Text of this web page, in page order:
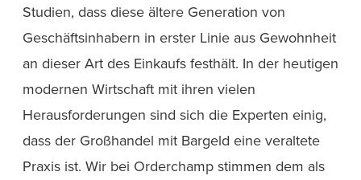
Studien, dass diese ältere Generation von
Geschäftsinhabern in erster Linie aus Gewohnheit
an dieser Art des Einkaufs festhält. In der heutigen
modernen Wirtschaft mit ihren vielen
Herausforderungen sind sich die Experten einig,
dass der Großhandel mit Bargeld eine veraltete
Praxis ist. Wir bei Orderchamp stimmen dem als